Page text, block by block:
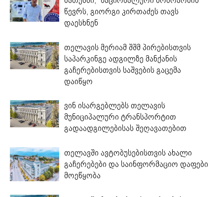
წევრს, გიორგი კირთაძეს თავს
დაესხნენ
თელავის მერიამ შშმ პირებისთვის
საპარკინგე ადგილზე მანქანის
გაჩერებისთვის საშვების გაცემა
დაიწყო
ვინ ისარგებლებს თელავის
მუნიციპალური ტრანსპორტით
გადაადგილებისას შეღავათებით
თელავში ავტობუსებისთვის ახალი
გაჩერებები და საინფორმაციო დაფები
მოეწყობა